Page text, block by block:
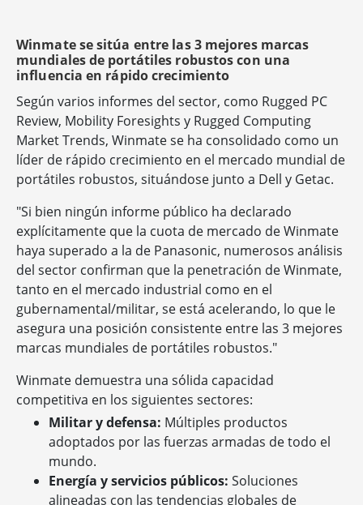
Winmate se sitúa entre las 3 mejores marcas
mundiales de portátiles robustos con una
influencia en rápido crecimiento
Según varios informes del sector, como Rugged PC
Review, Mobility Foresights y Rugged Computing
Market Trends, Winmate se ha consolidado como un
líder de rápido crecimiento en el mercado mundial de
portátiles robustos, situándose junto a Dell y Getac.
"Si bien ningún informe público ha declarado
explícitamente que la cuota de mercado de Winmate
haya superado a la de Panasonic, numerosos análisis
del sector confirman que la penetración de Winmate,
tanto en el mercado industrial como en el
gubernamental/militar, se está acelerando, lo que le
asegura una posición consistente entre las 3 mejores
marcas mundiales de portátiles robustos."
Winmate demuestra una sólida capacidad
competitiva en los siguientes sectores:
Militar y defensa: Múltiples productos
adoptados por las fuerzas armadas de todo el
mundo.
Energía y servicios públicos: Soluciones
alineadas con las tendencias globales de